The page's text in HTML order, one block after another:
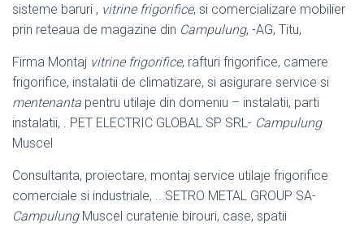
sisteme baruri , vitrine frigorifice, si comercializare mobilier
prin reteaua de magazine din Campulung, -AG, Titu,
Firma Montaj vitrine frigorifice, rafturi frigorifice, camere
frigorifice, instalatii de climatizare, si asigurare service si
mentenanta pentru utilaje din domeniu – instalatii, parti
instalatii, . PET ELECTRIC GLOBAL SP SRL- Campulung
Muscel
Consultanta, proiectare, montaj service utilaje frigorifice
comerciale si industriale, .. SETRO METAL GROUP SA-
CampulungMuscel curatenie birouri, case, spatii